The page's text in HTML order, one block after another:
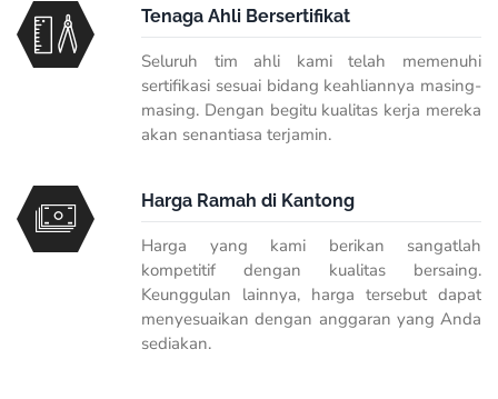
Tenaga Ahli Bersertifikat
Seluruh tim ahli kami telah memenuhi
sertifikasi sesuai bidang keahliannya masing-
masing. Dengan begitu kualitas kerja mereka
akan senantiasa terjamin.
Harga Ramah di Kantong
Harga yang kami berikan sangatlah
kompetitif dengan kualitas bersaing.
Keunggulan lainnya, harga tersebut dapat
menyesuaikan dengan anggaran yang Anda
sediakan.